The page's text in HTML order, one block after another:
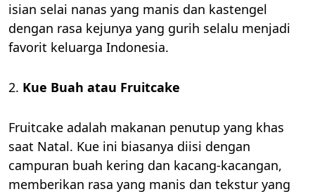
isian selai nanas yang manis dan kastengel
dengan rasa kejunya yang gurih selalu menjadi
favorit keluarga Indonesia.
2. Kue Buah atau Fruitcake
Fruitcake adalah makanan penutup yang khas
saat Natal. Kue ini biasanya diisi dengan
campuran buah kering dan kacang-kacangan,
memberikan rasa yang manis dan tekstur yang